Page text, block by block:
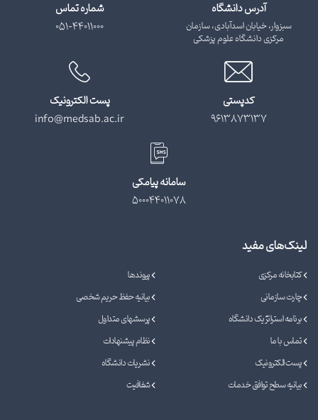
آدرس دانشگاه
سبزوار، خیابان اسدآبادی، سازمان
مرکزی دانشگاه علوم پزشکی
شماره تماس
051-44011000
کدپستی
9613873137
پست الکترونیک
info@medsab.ac.ir
سامانه پیامکی
500044011078
لینک‌های مفید
کتابخانه مرکزی
پیوندها
چارت سازمانی
بیانیه حفظ حریم شخصی
برنامه استراتژیک دانشگاه
پرسشهای متداول
تماس با ما
نظام پیشنهادات
پست الکترونیک
نشریات دانشگاه
بیانیه سطح توافق خدمات
شفافیت